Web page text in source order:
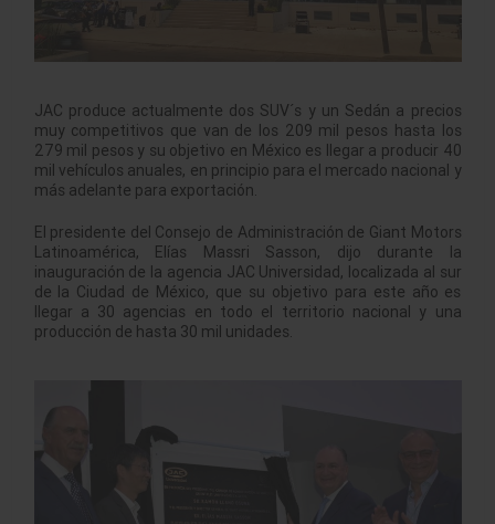
JAC produce actualmente dos SUV´s y un Sedán a precios
muy competitivos que van de los 209 mil pesos hasta los
279 mil pesos y su objetivo en México es llegar a producir 40
mil vehículos anuales, en principio para el mercado nacional y
más adelante para exportación.
El presidente del Consejo de Administración de Giant Motors
Latinoamérica, Elías Massri Sasson, dijo durante la
inauguración de la agencia JAC Universidad, localizada al sur
de la Ciudad de México, que su objetivo para este año es
llegar a 30 agencias en todo el territorio nacional y una
producción de hasta 30 mil unidades.